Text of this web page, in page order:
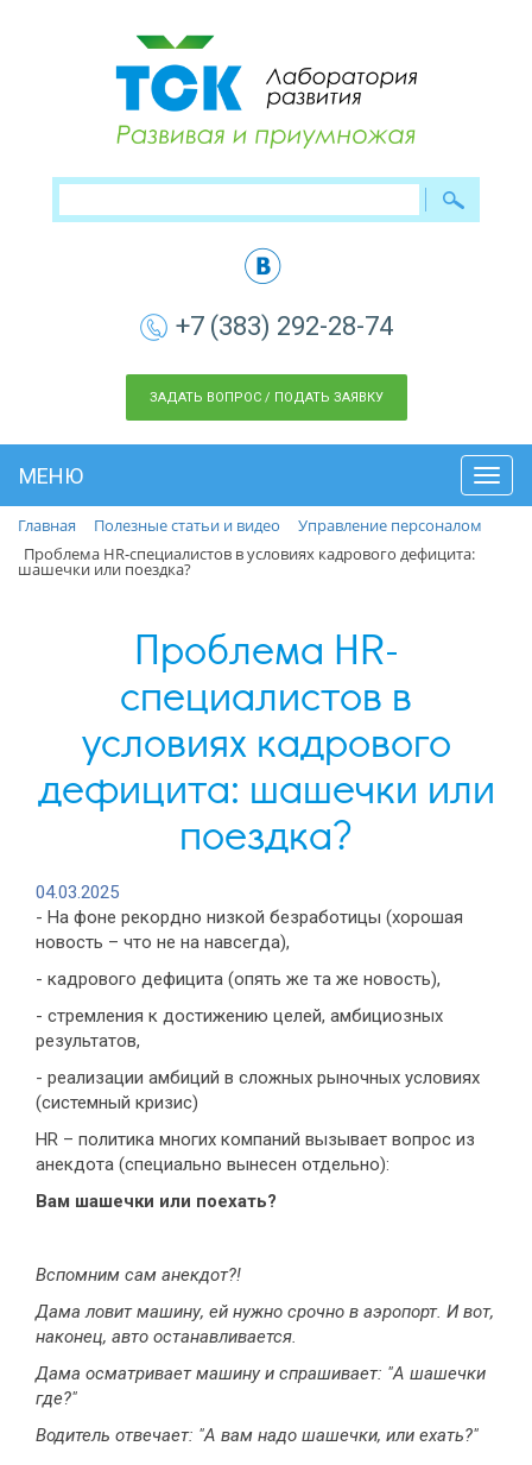
+7 (383) 292-28-74
ЗАДАТЬ ВОПРОС / ПОДАТЬ ЗАЯВКУ
МЕНЮ
Главная
Полезные статьи и видео
Управление персоналом
Проблема HR-специалистов в условиях кадрового дефицита:
шашечки или поездка?
Проблема HR-
специалистов в
условиях кадрового
дефицита: шашечки или
поездка?
04.03.2025
- На фоне рекордно низкой безработицы (хорошая
новость – что не на навсегда),
- кадрового дефицита (опять же та же новость),
- стремления к достижению целей, амбициозных
результатов,
- реализации амбиций в сложных рыночных условиях
(системный кризис)
HR – политика многих компаний вызывает вопрос из
анекдота (специально вынесен отдельно):
Вам шашечки или поехать?
Вспомним сам анекдот?!
Дама ловит машину, ей нужно срочно в аэропорт. И вот,
наконец, авто останавливается.
Дама осматривает машину и спрашивает: "А шашечки
где?"
Водитель отвечает: "А вам надо шашечки, или ехать?"